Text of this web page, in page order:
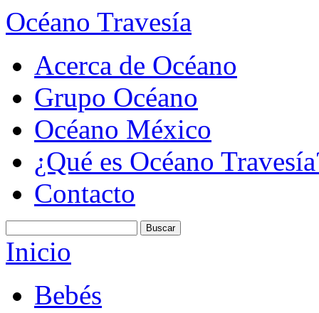
Océano Travesía
Acerca de Océano
Grupo Océano
Océano México
¿Qué es Océano
Contacto
Inicio
Bebés